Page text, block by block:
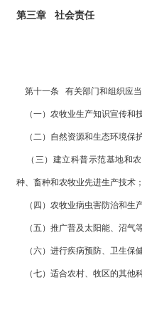
第三章 社会责任
第十一条 有关部门和组织应当
（一）农牧业生产知识宣传和
（二）自然资源和生态环境保
（三）建立科普示范基地和
种、畜种和农牧业先进生产技术；
（四）农牧业病虫害防治和生
（五）推广普及太阳能、沼气
（六）进行疾病预防、卫生保
（七）适合农村、牧区的其他科